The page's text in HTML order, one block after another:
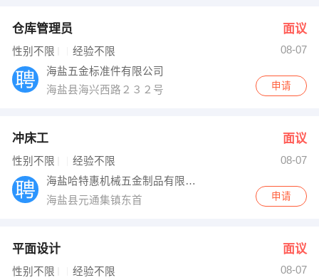
仓库管理员 面议
性别不限 经验不限
08-07
海盐五金标准件有限公司
海盐县海兴西路２３２号
申请
冲床工 面议
性别不限 经验不限
08-07
海盐哈特惠机械五金制品有限公司
海盐县元通集镇东首
申请
平面设计 面议
性别不限 经验不限
08-07